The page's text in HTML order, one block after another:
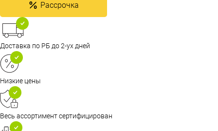
Рассрочка
Доставка по РБ до 2-ух дней
Низкие цены
Весь ассортимент сертифицирован